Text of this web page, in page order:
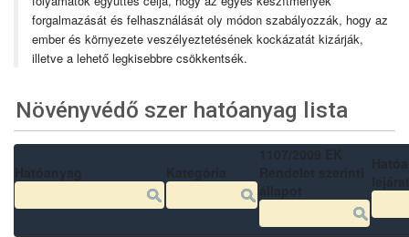
forgalmazását és felhasználását oly módon szabályozzák, hogy az
ember és környezete veszélyeztetésének kockázatát kizárják,
illetve a lehető legkisebbre csökkentsék.
Növényvédő szer hatóanyag lista